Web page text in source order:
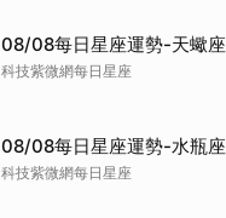
08/08每日星座運勢-天蠍座
科技紫微網每日星座
08/08每日星座運勢-水瓶座
科技紫微網每日星座